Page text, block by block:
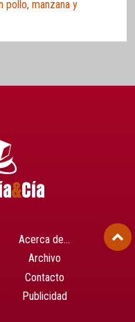
pollo, manzana y
Acerca de…
Archivo
Contacto
Publicidad